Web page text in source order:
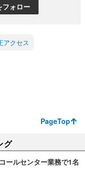
ォロー
クセス
PageTop
グ
ールセンター業務で1名